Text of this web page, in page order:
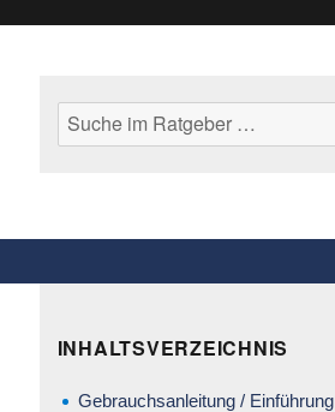
Suche
nach:
INHALTSVERZEICHNIS
Gebrauchsanleitung / Einführung